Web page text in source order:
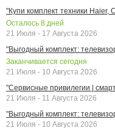
"Купи комплект техники Haier,
Осталось 8 дней
21 Июля - 17 Августа 2026
"Выгодный комплект:
Заканчивается сегодня
21 Июля - 10 Августа 2026
"Сервисные привилегии |
21 Июля - 11 Августа 2026
"Выгодный комплект:
21 Июля - 10 Августа 2026